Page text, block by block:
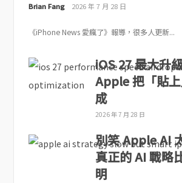
Brian Fang 2026 年 7 月 28 日
《iPhone News 愛瘋了》報導，很多人更新...
iOS 27 最大升
Apple 把「貼
成
2026 年 7 月 28 日
別笑 Apple AI
真正的 AI 戰略
明